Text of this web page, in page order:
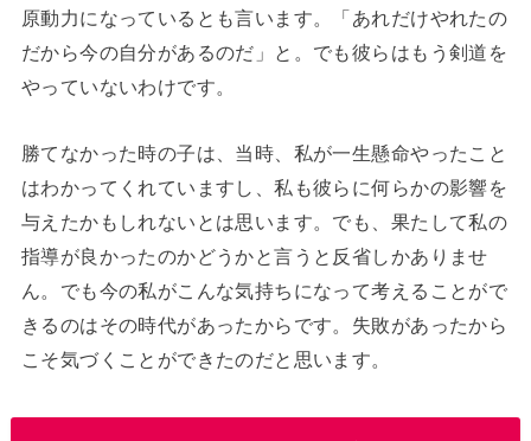
原動力になっているとも言います。「あれだけやれたの
だから今の自分があるのだ」と。でも彼らはもう剣道を
やっていないわけです。
勝てなかった時の子は、当時、私が一生懸命やったこと
はわかってくれていますし、私も彼らに何らかの影響を
与えたかもしれないとは思います。でも、果たして私の
指導が良かったのかどうかと言うと反省しかありませ
ん。でも今の私がこんな気持ちになって考えることがで
きるのはその時代があったからです。失敗があったから
こそ気づくことができたのだと思います。